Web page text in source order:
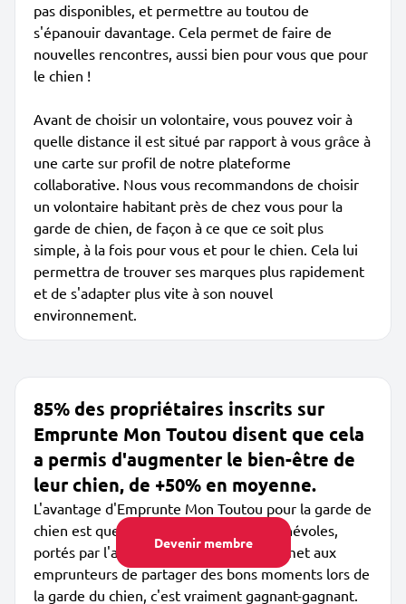
Devenir membre
pas disponibles, et permettre au toutou de
s'épanouir davantage. Cela permet de faire de
nouvelles rencontres, aussi bien pour vous que pour
le chien !
Avant de choisir un volontaire, vous pouvez voir à
quelle distance il est situé par rapport à vous grâce à
une carte sur profil de notre plateforme
collaborative. Nous vous recommandons de choisir
un volontaire habitant près de chez vous pour la
garde de chien, de façon à ce que ce soit plus
simple, à la fois pour vous et pour le chien. Cela lui
permettra de trouver ses marques plus rapidement
et de s'adapter plus vite à son nouvel
environnement.
85% des propriétaires inscrits sur
Emprunte Mon Toutou disent que cela
a permis d'augmenter le bien-être de
leur chien, de +50% en moyenne.
L'avantage d'Emprunte Mon Toutou pour la garde de
chien est que les membres sont des bénévoles,
portés par l'amour des chiens. Cela permet aux
emprunteurs de partager des bons moments lors de
la garde du chien, c'est vraiment gagnant-gagnant.